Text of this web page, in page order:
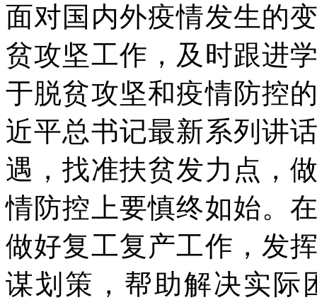
面对国内外疫情发生的
贫攻坚工作，及时跟进
于脱贫攻坚和疫情防控
近平总书记最新系列讲
遇，找准扶贫发力点，
情防控上要慎终如始。
做好复工复产工作，发
谋划策，帮助解决实际